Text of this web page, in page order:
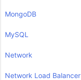
MongoDB
MySQL
Network
Network Load Balancer